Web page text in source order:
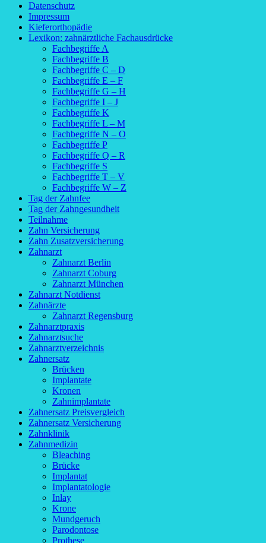
Datenschutz
Impressum
Kieferorthopädie
Lexikon: zahnärztliche Fachausdrücke
Fachbegriffe A
Fachbegriffe B
Fachbegriffe C – D
Fachbegriffe E – F
Fachbegriffe G – H
Fachbegriffe I – J
Fachbegriffe K
Fachbegriffe L – M
Fachbegriffe N – O
Fachbegriffe P
Fachbegriffe Q – R
Fachbegriffe S
Fachbegriffe T – V
Fachbegriffe W – Z
Tag der Zahnfee
Tag der Zahngesundheit
Teilnahme
Zahn Versicherung
Zahn Zusatzversicherung
Zahnarzt
Zahnarzt Berlin
Zahnarzt Coburg
Zahnarzt München
Zahnarzt Notdienst
Zahnärzte
Zahnarzt Regensburg
Zahnarztpraxis
Zahnarztsuche
Zahnarztverzeichnis
Zahnersatz
Brücken
Implantate
Kronen
Zahnimplantate
Zahnersatz Preisvergleich
Zahnersatz Versicherung
Zahnklinik
Zahnmedizin
Bleaching
Brücke
Implantat
Implantatologie
Inlay
Krone
Mundgeruch
Parodontose
Prothese